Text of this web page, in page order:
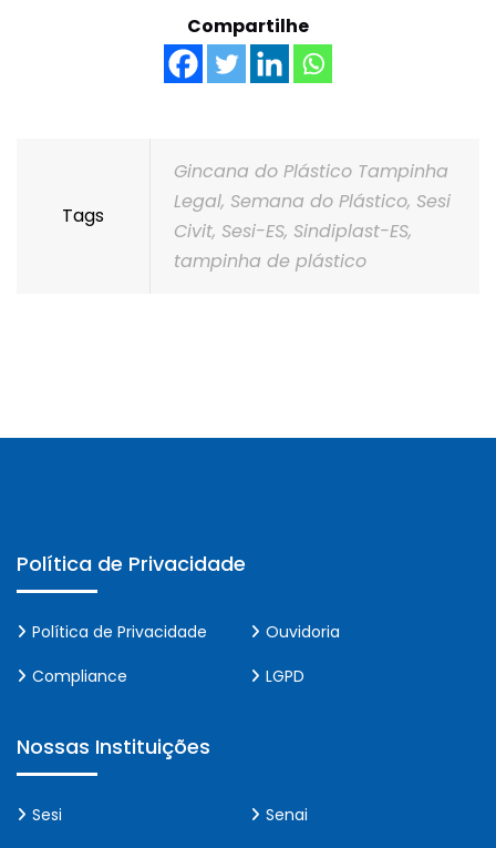
Compartilhe
Tags
Gincana do Plástico Tampinha
Legal, Semana do Plástico, Sesi
Civit, Sesi-ES, Sindiplast-ES,
tampinha de plástico
Política de Privacidade
Política de Privacidade
Ouvidoria
Compliance
LGPD
Nossas Instituições
Sesi Senai